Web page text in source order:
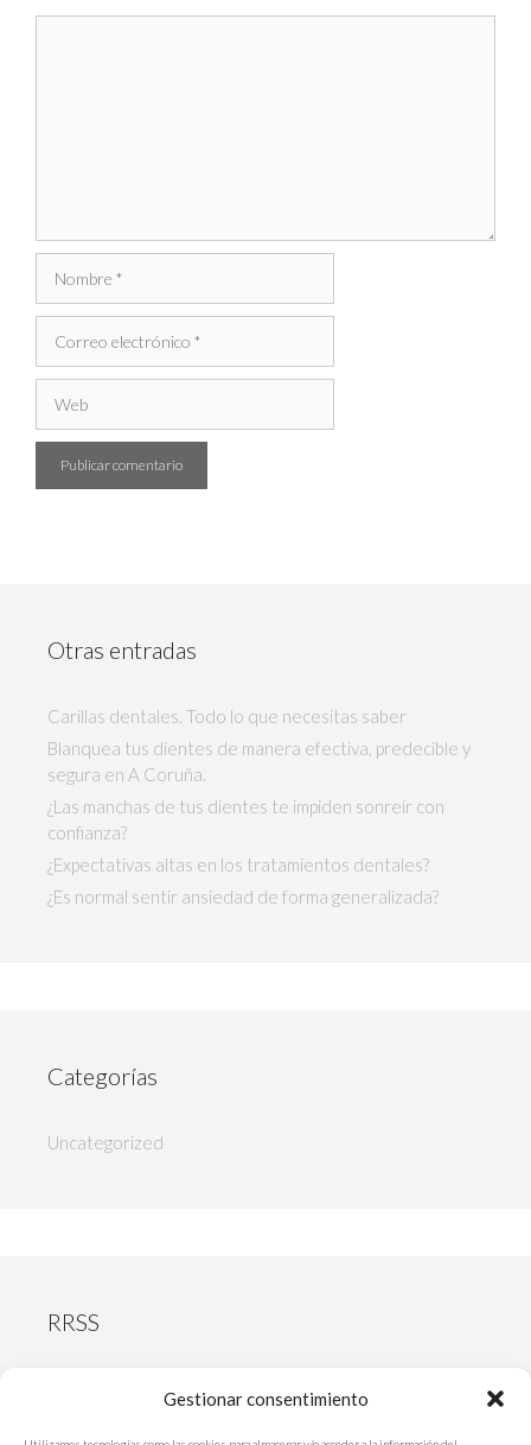
Gestionar consentimiento
Otras entradas
Carillas dentales. Todo lo que necesitas saber
Blanquea tus dientes de manera efectiva, predecible y
segura en A Coruña.
¿Las manchas de tus dientes te impiden sonreír con
confianza?
¿Expectativas altas en los tratamientos dentales?
¿Es normal sentir ansiedad de forma generalizada?
Categorías
Uncategorized
RRSS